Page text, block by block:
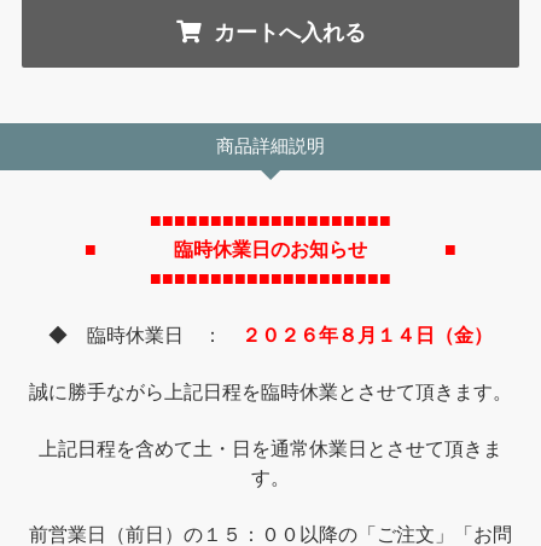
商品詳細説明
■■■■■■■■■■■■■■■■■■■■
■ 臨時休業日のお知らせ ■
■■■■■■■■■■■■■■■■■■■■
◆ 臨時休業日 ： ２０２６年８月１４日（金）
誠に勝手ながら上記日程を臨時休業とさせて頂きます。
上記日程を含めて土・日を通常休業日とさせて頂きま
す。
前営業日（前日）の１５：００以降の「ご注文」「お問